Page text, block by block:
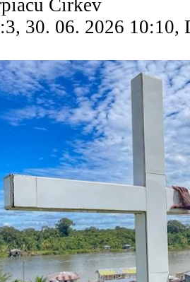
Cirkev
30. 06. 2026 10:10,